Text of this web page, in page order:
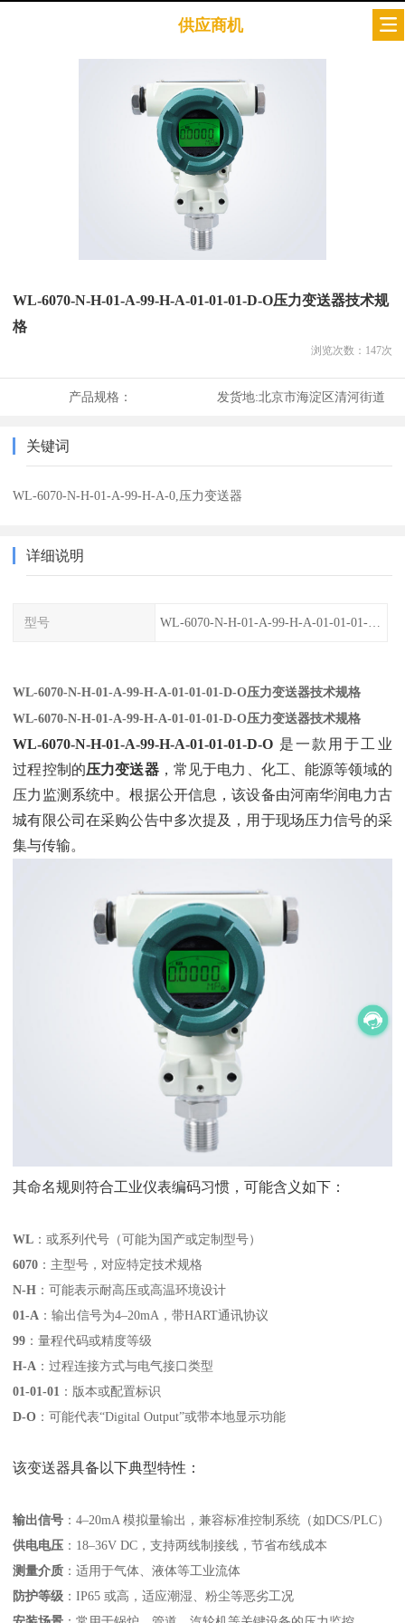
供应商机
WL-6070-N-H-01-A-99-H-A-01-01-01-D-O压力变送器技术规
格
浏览次数： 147次
产品规格： 发货地:北京市海淀区清河街道
关键词
WL-6070-N-H-01-A-99-H-A-0,压力变送器
详细说明
型号 WL-6070-N-H-01-A-99-H-A-01-01-01-D-O
WL-6070-N-H-01-A-99-H-A-01-01-01-D-O压力变送器技术规格
WL-6070-N-H-01-A-99-H-A-01-01-01-D-O压力变送器技术规格
WL-6070-N-H-01-A-99-H-A-01-01-01-D-O ‌ 是一款用于工业
过程控制的‌压力变送器‌，常见于电力、化工、能源等领域的
压力监测系统中。根据公开信息，该设备由河南华润电力古
城有限公司在采购公告中多次提及，用于现场压力信号的采
集与传输。
其命名规则符合工业仪表编码习惯，可能含义如下：
WL ‌：或系列代号（可能为国产或定制型号）
6070 ‌：主型号，对应特定技术规格
N-H ‌：可能表示耐高压或高温环境设计
01-A ‌：输出信号为4–20mA，带HART通讯协议
99 ‌：量程代码或精度等级
H-A ‌：过程连接方式与电气接口类型
01-01-01 ‌：版本或配置标识
D-O ‌：可能代表“Digital Output”或带本地显示功能
该变送器具备以下典型特性：
输出信号 ‌：4–20mA 模拟量输出，兼容标准控制系统（如DCS/PLC）
供电电压 ‌：18–36V DC，支持两线制接线，节省布线成本
测量介质 ‌：适用于气体、液体等工业流体
防护等级 ‌：IP65 或高，适应潮湿、粉尘等恶劣工况